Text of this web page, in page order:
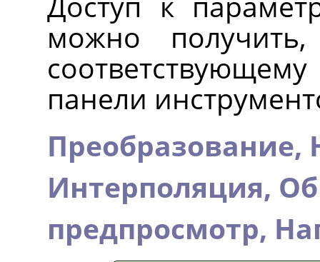
можно
панели
Преобразование,
Интерполяция,
предпросмотр,